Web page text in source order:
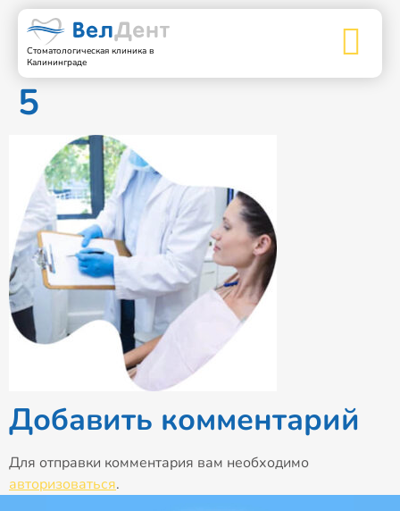
Стоматологическая клиника в
Калининграде
5
Добавить комментарий
Для отправки комментария вам необходимо
авторизоваться.